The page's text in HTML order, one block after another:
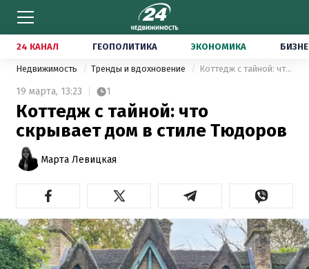
24 КАНАЛ ГЕОПОЛИТИКА ЭКОНОМИКА
Недвижимость Тренды и вдохновение Коттедж с тайной: что скрывает дом в стиле Тюдоров
19 марта, 13:23 1
Коттедж с тайной: что
скрывает дом в стиле Тюдоров
Марта Левицкая